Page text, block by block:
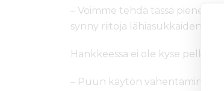
– Voimme tehdä tässä pienen
synny riitoja lähiasukkaiden
Hankkeessa ei ole kyse
– Puun käytön vähentäminen